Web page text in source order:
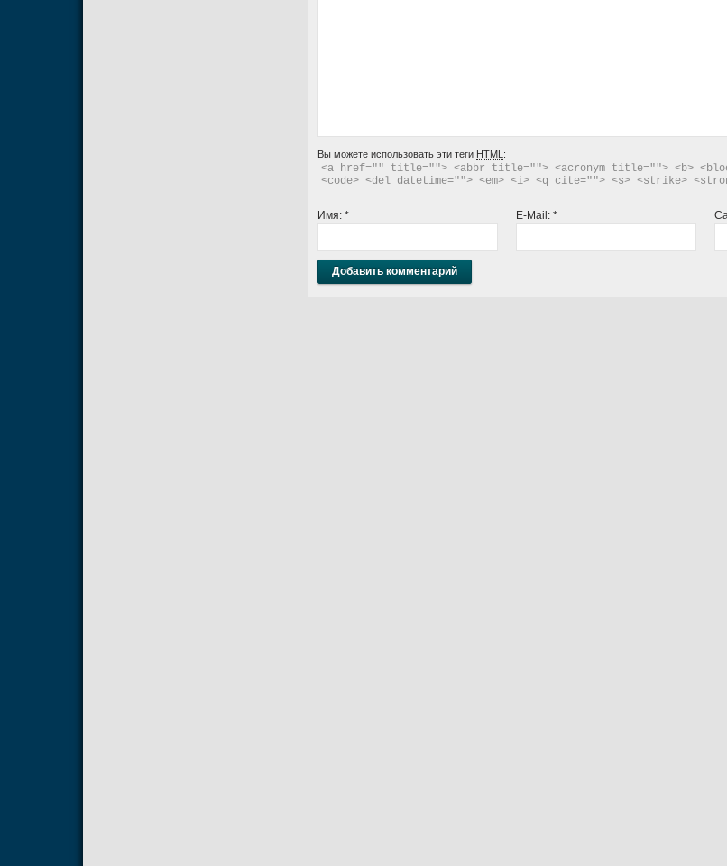
Вы можете использовать эти теги HTML :
<a href="" title=""> <abbr title=""> <acronym title=""> <b>
<code> <del datetime=""> <em> <i> <q cite=""> <s> <strike>
Имя: * E-Mail: *